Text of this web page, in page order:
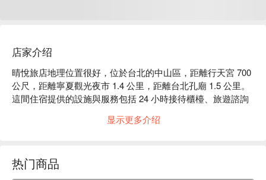
店家介绍
晴悅旅店地理位置很好，位於台北的中山區，距離行天宮 700
公尺，距離寧夏觀光夜市 1.4 公里，距離台北孔廟 1.5 公里。
這間住宿提供的設施與服務包括 24 小時接待櫃檯、旅遊諮詢
显示更多介绍
热门商品